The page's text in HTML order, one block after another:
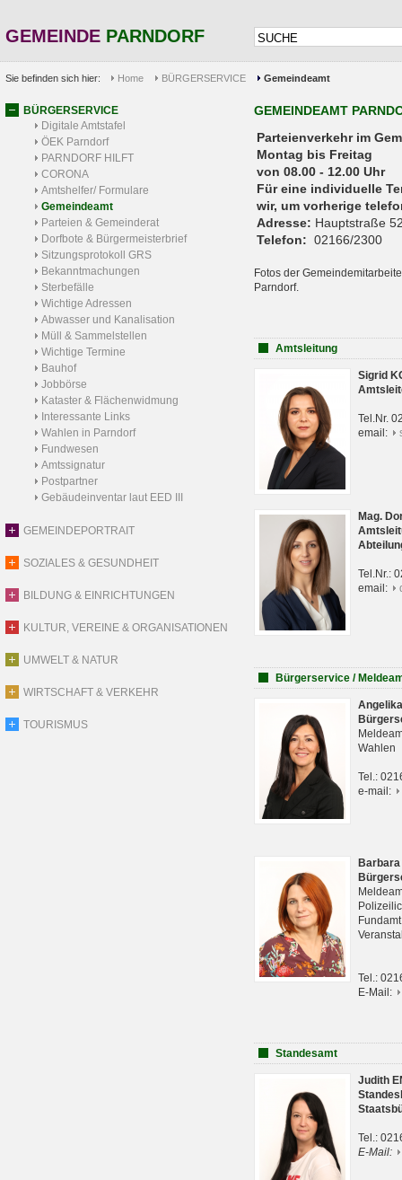
GEMEINDE PARNDORF
Sie befinden sich hier: Home BÜRGERSERVICE Gemeindeamt
BÜRGERSERVICE
Digitale Amtstafel
ÖEK Parndorf
PARNDORF HILFT
CORONA
Amtshelfer/ Formulare
Gemeindeamt
Parteien & Gemeinderat
Dorfbote & Bürgermeisterbrief
Sitzungsprotokoll GRS
Bekanntmachungen
Sterbefälle
Wichtige Adressen
Abwasser und Kanalisation
Müll & Sammelstellen
Wichtige Termine
Bauhof
Jobbörse
Kataster & Flächenwidmung
Interessante Links
Wahlen in Parndorf
Fundwesen
Amtssignatur
Postpartner
Gebäudeinventar laut EED III
GEMEINDEPORTRAIT
SOZIALES & GESUNDHEIT
BILDUNG & EINRICHTUNGEN
KULTUR, VEREINE & ORGANISATIONEN
UMWELT & NATUR
WIRTSCHAFT & VERKEHR
TOURISMUS
GEMEINDEAMT
Parteienverkehr
Montag bis Freitag
von 08.00 - 12.00 Uhr
Für eine individuelle
wir, um vorherige
Adresse: Hauptstraße
Telefon: 02166/2300
Fotos der
Parndorf.
Amtsleitung
Sigrid
Tel.Nr.
email:
Mag.
Tel.Nr.:
email:
Bürgerservice /
Wahlen
Tel.:
e-mail:
Tel.:
E-Mail:
Standesamt
Judith
Tel.:
E-Mail: